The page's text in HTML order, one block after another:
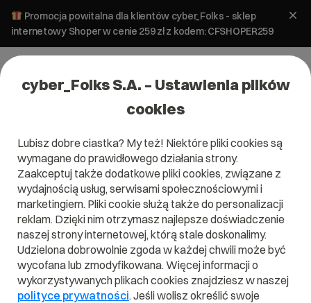
Promocja powitalna dla klientów cyber_Folks - sklep
internetowy Shoper w cenie 259 zł z kodem: CFSHOPER259
SEO i SEM
Jak budować widoczność Twojej
strony w sieci i automatycznie ją
monitorować?
18 września 2024 ok.7min
cyber_Folks S.A. – Ustawienia plików
cookies
Lubisz dobre ciastka? My też! Niektóre pliki cookies są
wymagane do prawidłowego działania strony.
Zaakceptuj także dodatkowe pliki cookies, związane z
wydajnością usług, serwisami społecznościowymi i
marketingiem. Pliki cookie służą także do personalizacji
reklam. Dzięki nim otrzymasz najlepsze doświadczenie
naszej strony internetowej, którą stale doskonalimy.
Udzielona dobrowolnie zgoda w każdej chwili może być
wycofana lub zmodyfikowana. Więcej informacji o
wykorzystywanych plikach cookies znajdziesz w naszej
polityce prywatności. Jeśli wolisz określić swoje